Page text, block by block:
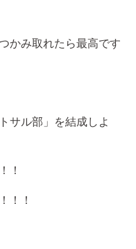
かみ取れたら最高です
サル部」を結成しよ
！
！！